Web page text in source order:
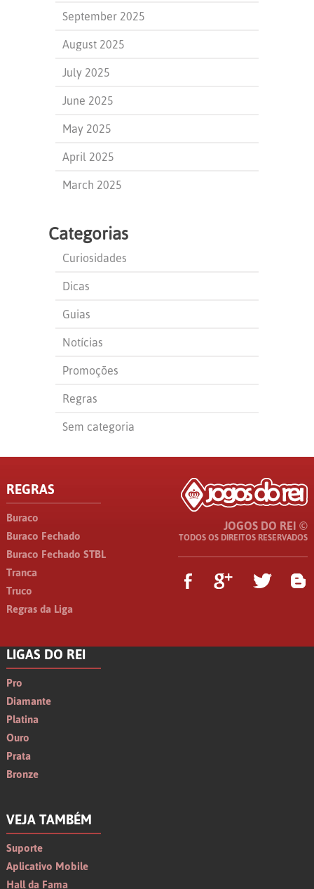
September 2025
August 2025
July 2025
June 2025
May 2025
April 2025
March 2025
Categorias
Curiosidades
Dicas
Guias
Notícias
Promoções
Regras
Sem categoria
REGRAS
Buraco
Buraco Fechado
Buraco Fechado STBL
Tranca
Truco
Regras da Liga
LIGAS DO REI
Pro
Diamante
Platina
Ouro
Prata
Bronze
VEJA TAMBÉM
Suporte
Aplicativo Mobile
Hall da Fama
JOGOS DO REI ©
TODOS OS DIREITOS RESERVADOS